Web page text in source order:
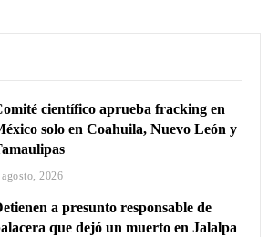
científico aprueba fracking en
solo en Coahuila, Nuevo León y
2026
a presunto responsable de
que dejó un muerto en Jalalpa